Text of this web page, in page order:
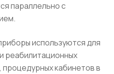
параллельно с
используются для
реабилитационных
кабинетов в